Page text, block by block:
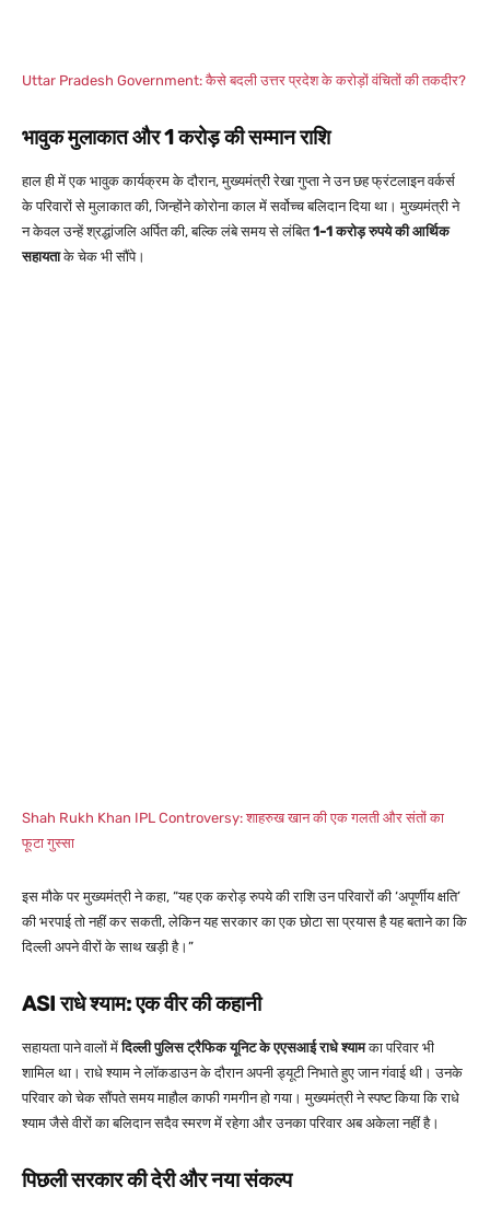
Uttar Pradesh Government: कैसे बदली उत्तर प्रदेश के करोड़ों वंचितों की तकदीर?
भावुक मुलाकात और 1 करोड़ की सम्मान राशि
हाल ही में एक भावुक कार्यक्रम के दौरान, मुख्यमंत्री रेखा गुप्ता ने उन छह फ्रंटलाइन वर्कर्स
के परिवारों से मुलाकात की, जिन्होंने कोरोना काल में सर्वोच्च बलिदान दिया था। मुख्यमंत्री ने
न केवल उन्हें श्रद्धांजलि अर्पित की, बल्कि लंबे समय से लंबित1-1 करोड़ रुपये की आर्थिक
सहायताके चेक भी सौंपे।
Shah Rukh Khan IPL Controversy: शाहरुख खान की एक गलती और संतों का
फूटा गुस्सा
इस मौके पर मुख्यमंत्री ने कहा, “यह एक करोड़ रुपये की राशि उन परिवारों की ‘अपूर्णीय क्षति’
की भरपाई तो नहीं कर सकती, लेकिन यह सरकार का एक छोटा सा प्रयास है यह बताने का कि
दिल्ली अपने वीरों के साथ खड़ी है।”
ASI राधे श्याम: एक वीर की कहानी
सहायता पाने वालों मेंदिल्ली पुलिस ट्रैफिक यूनिट के एएसआई राधे श्यामका परिवार भी
शामिल था। राधे श्याम ने लॉकडाउन के दौरान अपनी ड्यूटी निभाते हुए जान गंवाई थी। उनके
परिवार को चेक सौंपते समय माहौल काफी गमगीन हो गया। मुख्यमंत्री ने स्पष्ट किया कि राधे
श्याम जैसे वीरों का बलिदान सदैव स्मरण में रहेगा और उनका परिवार अब अकेला नहीं है।
पिछली सरकार की देरी और नया संकल्प